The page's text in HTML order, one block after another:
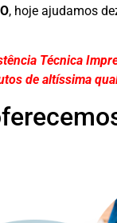
, hoje ajudamos
Técnica
de altíssima